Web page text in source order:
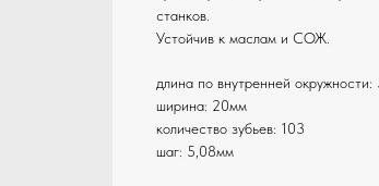
станков.
Устойчив к маслам и СОЖ.
длина по внутренней
ширина: 20мм
количество зубьев: 103
шаг: 5,08мм